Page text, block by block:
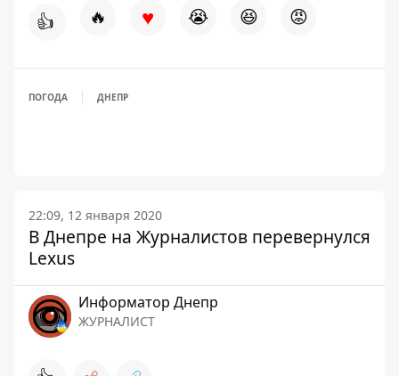
👍 🔥 ♥ 😭 😆 😡
ПОГОДА ДНЕПР
22:09, 12 января 2020
В Днепре на Журналистов перевернулся
Lexus
Информатор Днепр
ЖУРНАЛИСТ